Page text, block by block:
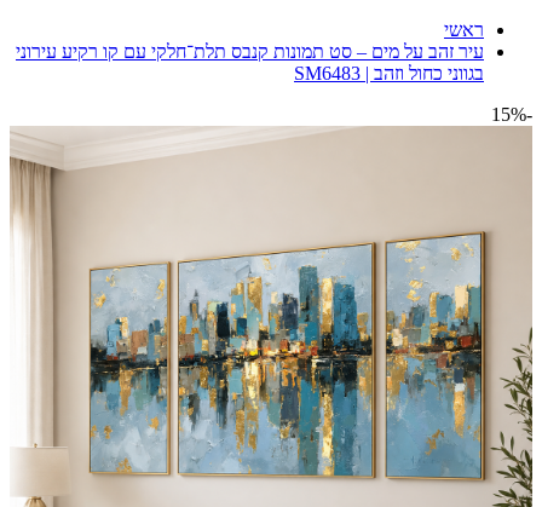
ראשי
עיר זהב על מים – סט תמונות קנבס תלת־חלקי עם קו רקיע עירוני
בגווני כחול וזהב | SM6483
-15%